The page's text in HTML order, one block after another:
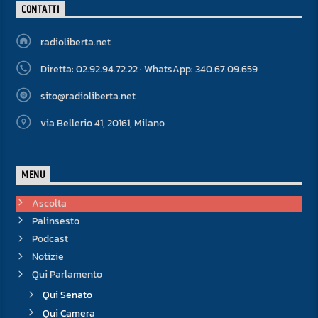
CONTATTI
radioliberta.net
Diretta: 02.92.94.72.22 · WhatsApp: 340.67.09.659
sito@radioliberta.net
via Bellerio 41, 20161, Milano
MENU
Ascolta
Palinsesto
Podcast
Notizie
Qui Parlamento
Qui Senato
Qui Camera